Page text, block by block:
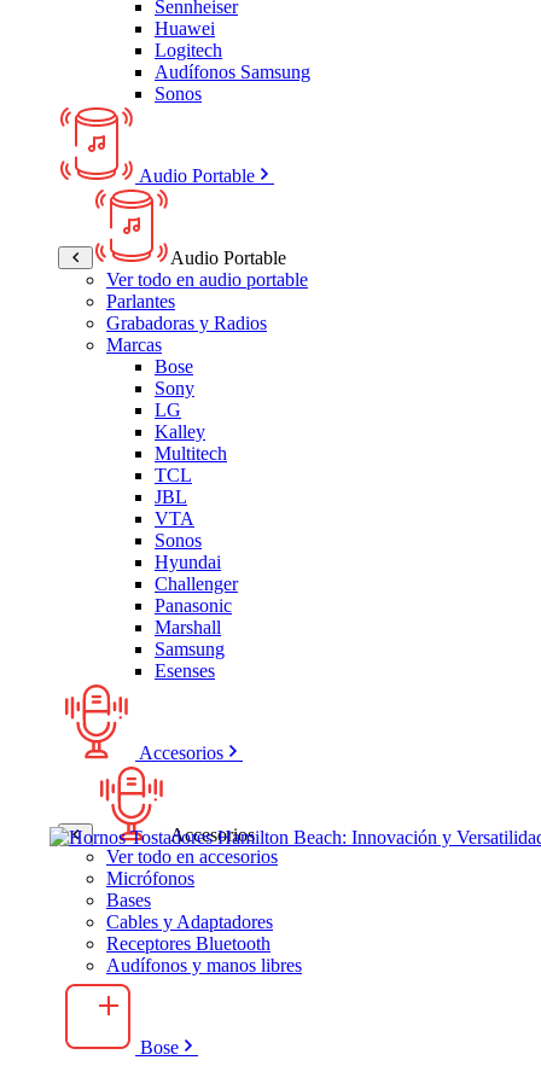
Sennheiser
Huawei
Logitech
Audífonos Samsung
Sonos
Audio Portable
Audio Portable
Ver todo en audio portable
Parlantes
Grabadoras y Radios
Marcas
Bose
Sony
LG
Kalley
Multitech
TCL
JBL
VTA
Sonos
Hyundai
Challenger
Panasonic
Marshall
Samsung
Esenses
Accesorios
Accesorios
Ver todo en accesorios
Micrófonos
Bases
Cables y Adaptadores
Receptores Bluetooth
Audífonos y manos libres
Bose